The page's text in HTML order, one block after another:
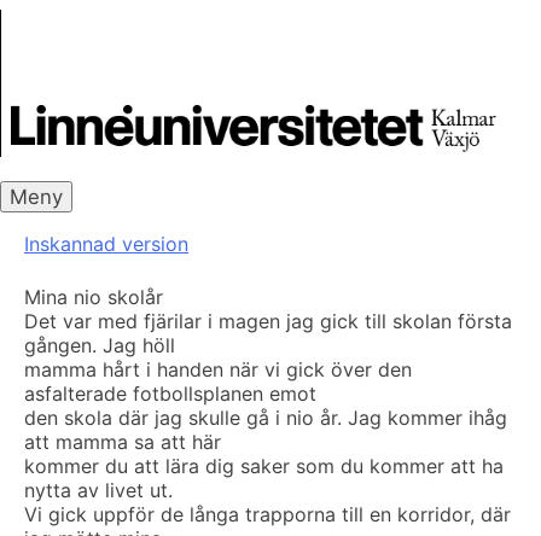
Meny
Inskannad version
Mina nio skolår
Det var med fjärilar i magen jag gick till skolan första
gången. Jag höll
mamma hårt i handen när vi gick över den
asfalterade fotbollsplanen emot
den skola där jag skulle gå i nio år. Jag kommer ihåg
att mamma sa att här
kommer du att lära dig saker som du kommer att ha
nytta av livet ut.
Vi gick uppför de långa trapporna till en korridor, där